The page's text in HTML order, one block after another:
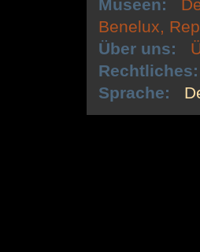
Museen:
Benelux,
Über uns:
Rechtliches:
Sprache: